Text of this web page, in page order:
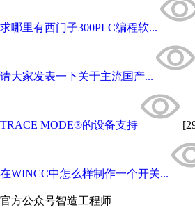
求哪里有西门子300PLC编程软...
请大家发表一下关于主流国产...
TRACE MODE®的设备支持
在WINCC中怎么样制作一个开关...
官方公众号智造工程师